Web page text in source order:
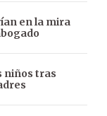
en la mira
niños tras